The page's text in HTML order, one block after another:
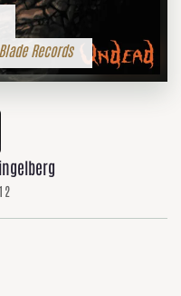
Records